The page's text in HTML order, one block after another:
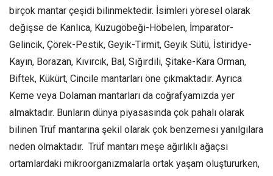
birçok mantar çeşidi bilinmektedir. İsimleri yöresel olarak
değişse de Kanlıca, Kuzugöbeği-Höbelen, İmparator-
Gelincik, Çörek-Pestik, Geyik-Tirmit, Geyik Sütü, İstiridye-
Kayın, Borazan, Kıvırcık, Bal, Sığırdili, Şitake-Kara Orman,
Biftek, Kükürt, Cincile mantarları öne çıkmaktadır. Ayrıca
Keme veya Dolaman mantarları da coğrafyamızda yer
almaktadır. Bunların dünya piyasasında çok pahalı olarak
bilinen Trüf mantarına şekil olarak çok benzemesi yanılgılara
neden olmaktadır. Trüf mantarı meşe ağırlıklı ağaçsı
ortamlardaki mikroorganizmalarla ortak yaşam oluştururken,